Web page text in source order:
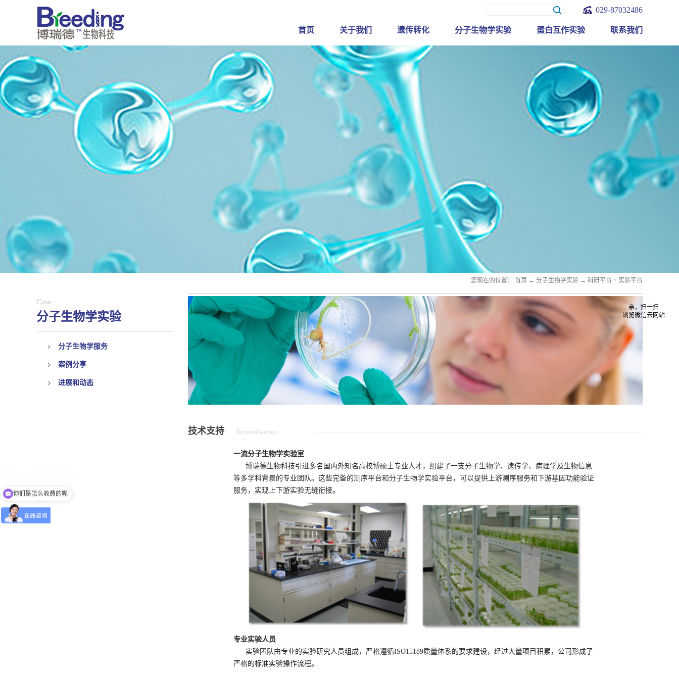
029-87032486
首页 关于我们 遗传转化 分子生物学实验 蛋白互作实验 联系我们
分子生物学实验
Case
分子生物学服务
案例分享
进展和动态
您现在的位置： 首页 → 分子生物学实验 → 科研平台 > 实验平台
技术支持 Technical support
一流分子生物学实验室
博瑞德生物科技引进多名国内外知名高校博硕士专业人才，组建了一支分子生物学、遗传学、病理学及生物信息
等多学科背景的专业团队。这些完备的测序平台和分子生物学实验平台，可以提供上游测序服务和下游基因功能验证
服务，实现上下游实验无缝衔接。
专业实验人员
实验团队由专业的实验研究人员组成，严格遵循ISO15189质量体系的要求建设，经过大量项目积累，公司形成了
严格的标准实验操作流程。
亲，扫一扫
浏览微信云网站
你们是怎么收费的呢